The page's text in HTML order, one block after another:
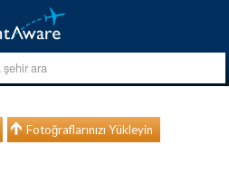
Fotoğraflarınızı Yükleyin